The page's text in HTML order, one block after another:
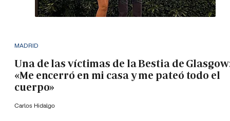
MADRID
Una de las víctimas de la Bestia de
«Me encerró en mi casa y me pateó todo el
cuerpo»
Carlos Hidalgo